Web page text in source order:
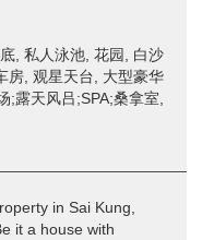
, 私人泳池, 花园, 白沙
房, 观星天台, 大型豪华
;露天风吕;SPA;桑拿室,
in Sai Kung,
it a house with